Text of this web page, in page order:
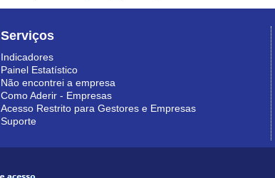
Serviços
Indicadores
Painel Estatístico
Não encontrei a empresa
Como Aderir - Empresas
Acesso Restrito para Gestores e Empresas
Suporte